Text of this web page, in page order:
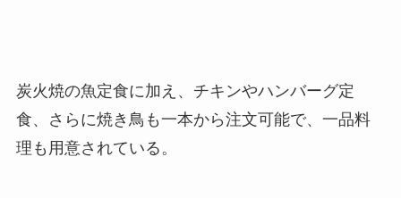
炭火焼の魚定食に加え、チキンやハンバーグ定
食、さらに焼き鳥も一本から注文可能で、一品料
理も用意されている。